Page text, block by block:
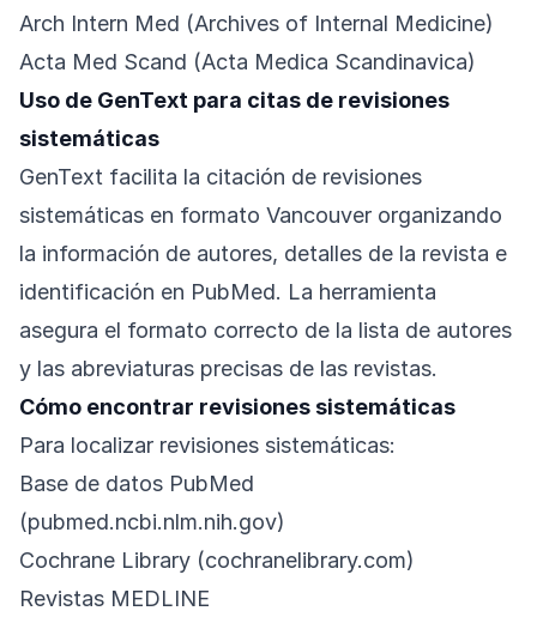
Arch Intern Med (Archives of Internal Medicine)
Acta Med Scand (Acta Medica Scandinavica)
Uso de GenText para citas de revisiones
sistemáticas
GenText facilita la citación de revisiones
sistemáticas en formato Vancouver organizando
la información de autores, detalles de la revista e
identificación en PubMed. La herramienta
asegura el formato correcto de la lista de autores
y las abreviaturas precisas de las revistas.
Cómo encontrar revisiones sistemáticas
Para localizar revisiones sistemáticas:
Base de datos PubMed
(pubmed.ncbi.nlm.nih.gov)
Cochrane Library (cochranelibrary.com)
Revistas MEDLINE